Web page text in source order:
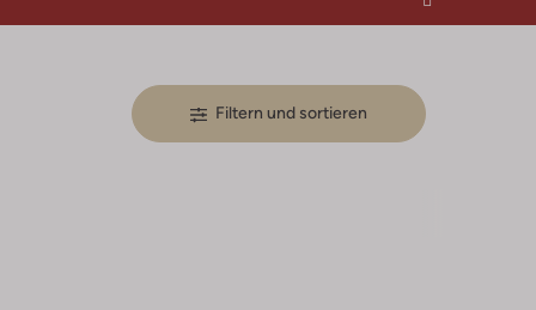
Filtern und sortieren